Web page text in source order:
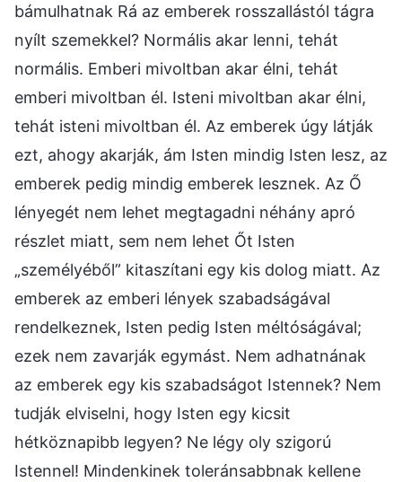
bámulhatnak Rá az emberek rosszallástól tágra
nyílt szemekkel? Normális akar lenni, tehát
normális. Emberi mivoltban akar élni, tehát
emberi mivoltban él. Isteni mivoltban akar élni,
tehát isteni mivoltban él. Az emberek úgy látják
ezt, ahogy akarják, ám Isten mindig Isten lesz, az
emberek pedig mindig emberek lesznek. Az Ő
lényegét nem lehet megtagadni néhány apró
részlet miatt, sem nem lehet Őt Isten
„személyéből” kitaszítani egy kis dolog miatt. Az
emberek az emberi lények szabadságával
rendelkeznek, Isten pedig Isten méltóságával;
ezek nem zavarják egymást. Nem adhatnának
az emberek egy kis szabadságot Istennek? Nem
tudják elviselni, hogy Isten egy kicsit
hétköznapibb legyen? Ne légy oly szigorú
Istennel! Mindenkinek toleránsabbnak kellene